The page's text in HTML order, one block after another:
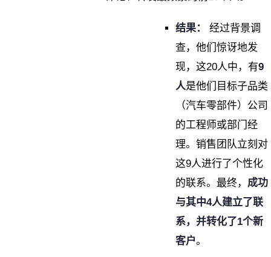
结果：
经过背景调
查，他们惊讶地发
现，这20人中，有9
人是他们目标子品类
（汽车零部件）公司
的工程师或部门经
理。销售团队立刻对
这9人进行了个性化
的联系。最终， 成功
与其中4人建立了联
系，并转化了1个新
客户。